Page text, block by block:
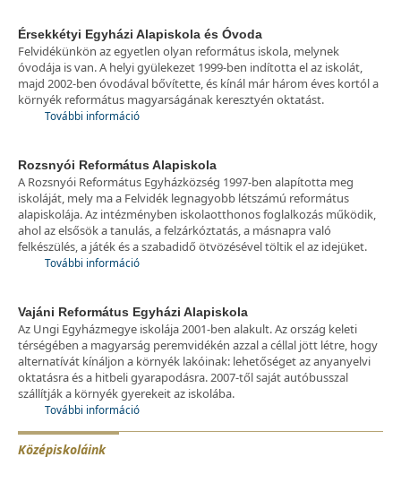
Érsekkétyi Egyházi Alapiskola és Óvoda
Felvidékünkön az egyetlen olyan református iskola, melynek
óvodája is van. A helyi gyülekezet 1999-ben indította el az iskolát,
majd 2002-ben óvodával bővítette, és kínál már három éves kortól a
környék református magyarságának keresztyén oktatást.
További információ
Rozsnyói Református Alapiskola
A Rozsnyói Református Egyházközség 1997-ben alapította meg
iskoláját, mely ma a Felvidék legnagyobb létszámú református
alapiskolája. Az intézményben iskolaotthonos foglalkozás működik,
ahol az elsősök a tanulás, a felzárkóztatás, a másnapra való
felkészülés, a játék és a szabadidő ötvözésével töltik el az idejüket.
További információ
Vajáni Református Egyházi Alapiskola
Az Ungi Egyházmegye iskolája 2001-ben alakult. Az ország keleti
térségében a magyarság peremvidékén azzal a céllal jött létre, hogy
alternatívát kínáljon a környék lakóinak: lehetőséget az anyanyelvi
oktatásra és a hitbeli gyarapodásra. 2007-től saját autóbusszal
szállítják a környék gyerekeit az iskolába.
További információ
Középiskoláink